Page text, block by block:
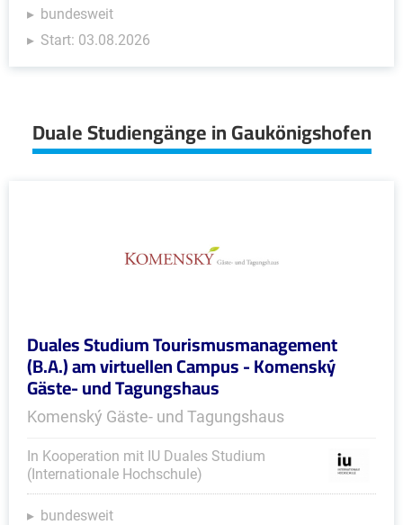
bundesweit
Start: 03.08.2026
Duale Studiengänge in Gaukönigshofen
Duales Studium Tourismusmanagement
(B.A.) am virtuellen Campus - Komenský
Gäste- und Tagungshaus
Komenský Gäste- und Tagungshaus
In Kooperation mit IU Duales Studium
(Internationale Hochschule)
bundesweit